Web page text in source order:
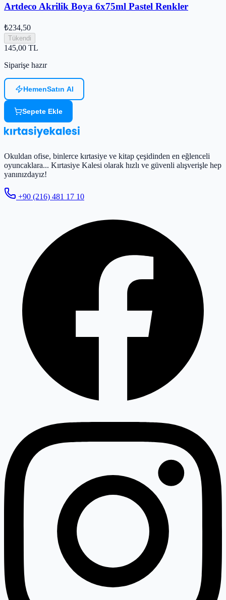
Artdeco Akrilik Boya 6x75ml Pastel Renkler
₺234,50
Tükendi
145,00 TL
Siparişe hazır
HemenSatın Al
Sepete Ekle
Okuldan ofise, binlerce kırtasiye ve kitap çeşidinden en eğlenceli
oyuncaklara... Kırtasiye Kalesi olarak hızlı ve güvenli alışverişle hep
yanınızdayız!
+90 (216) 481 17 10